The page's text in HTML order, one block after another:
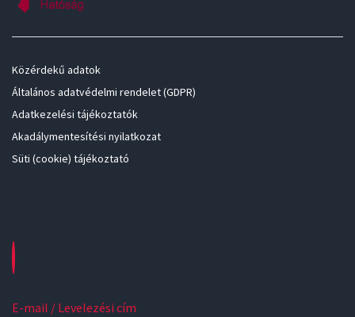
Közérdekű adatok
Általános adatvédelmi rendelet (GDPR)
Adatkezelési tájékoztatók
Akadálymentesítési nyilatkozat
Süti (cookie) tájékoztató
E-mail / Levelezési cím